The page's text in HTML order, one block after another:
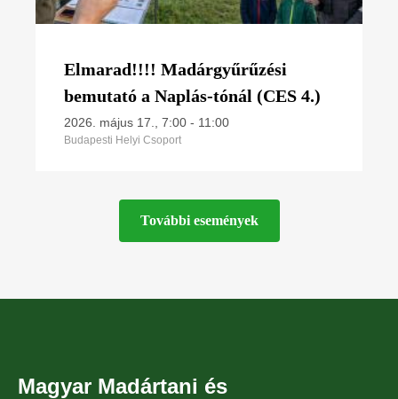
Elmarad!!!! Madárgyűrűzési
bemutató a Naplás-tónál (CES 4.)
2026. május 17., 7:00 - 11:00
Budapesti Helyi Csoport
További események
Magyar Madártani és